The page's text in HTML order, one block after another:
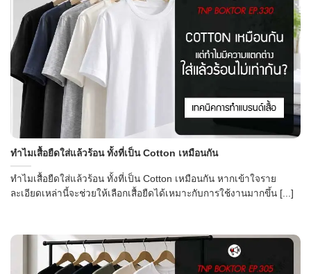
ทำไมเสื้อยืดใส่แล้วร้อน ทั้งที่เป็น Cotton เหมือนกัน
ทำไมเสื้อยืดใส่แล้วร้อน ทั้งที่เป็น Cotton เหมือนกัน หากเข้าใจราย
ละเอียดเหล่านี้จะช่วยให้เลือกเสื้อยืดได้เหมาะกับการใช้งานมากขึ้น [...]